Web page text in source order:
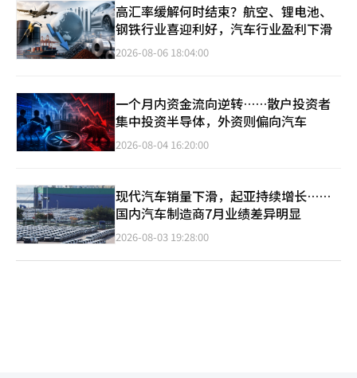
高汇率缓解何时结束？航空、锂电池、
钢铁行业喜迎利好，汽车行业盈利下滑
2026-08-06 18:04:00
一个月内资金流向逆转……散户投资者
集中投资半导体，外资则偏向汽车
2026-08-04 16:20:00
现代汽车销量下滑，起亚持续增长……
国内汽车制造商7月业绩差异明显
2026-08-03 19:28:00